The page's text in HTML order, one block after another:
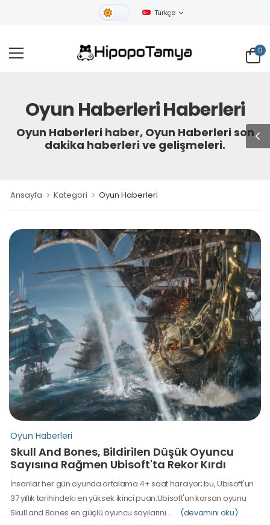
Gündüz Tema
Türkçe
0
Oyun Haberleri Haberleri
Oyun Haberleri haber, Oyun Haberleri son
dakika haberleri ve gelişmeleri.
Ansayfa Kategori Oyun Haberleri
Oyun Haberleri
Skull And Bones, Bildirilen Düşük Oyuncu
Sayısına Rağmen Ubisoft'ta Rekor Kırdı
İnsanlar her gün oyunda ortalama 4+ saat harcıyor; bu, Ubisoft'un
37 yıllık tarihindeki en yüksek ikinci puan.Ubisoft'un korsan oyunu
Skull and Bones en güçlü oyuncu sayılarını…
(devamını oku)